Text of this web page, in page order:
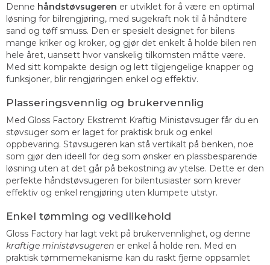
Denne håndstøvsugeren er utviklet for å være en optimal
løsning for bilrengjøring, med sugekraft nok til å håndtere
sand og tøff smuss. Den er spesielt designet for bilens
mange kriker og kroker, og gjør det enkelt å holde bilen ren
hele året, uansett hvor vanskelig tilkomsten måtte være.
Med sitt kompakte design og lett tilgjengelige knapper og
funksjoner, blir rengjøringen enkel og effektiv.
Plasseringsvennlig og brukervennlig
Med Gloss Factory Ekstremt Kraftig Ministøvsuger får du en
støvsuger som er laget for praktisk bruk og enkel
oppbevaring. Støvsugeren kan stå vertikalt på benken, noe
som gjør den ideell for deg som ønsker en plassbesparende
løsning uten at det går på bekostning av ytelse. Dette er den
perfekte håndstøvsugeren for bilentusiaster som krever
effektiv og enkel rengjøring uten klumpete utstyr.
Enkel tømming og vedlikehold
Gloss Factory har lagt vekt på brukervennlighet, og denne
kraftige ministøvsugeren er enkel å holde ren. Med en
praktisk tømmemekanisme kan du raskt fjerne oppsamlet